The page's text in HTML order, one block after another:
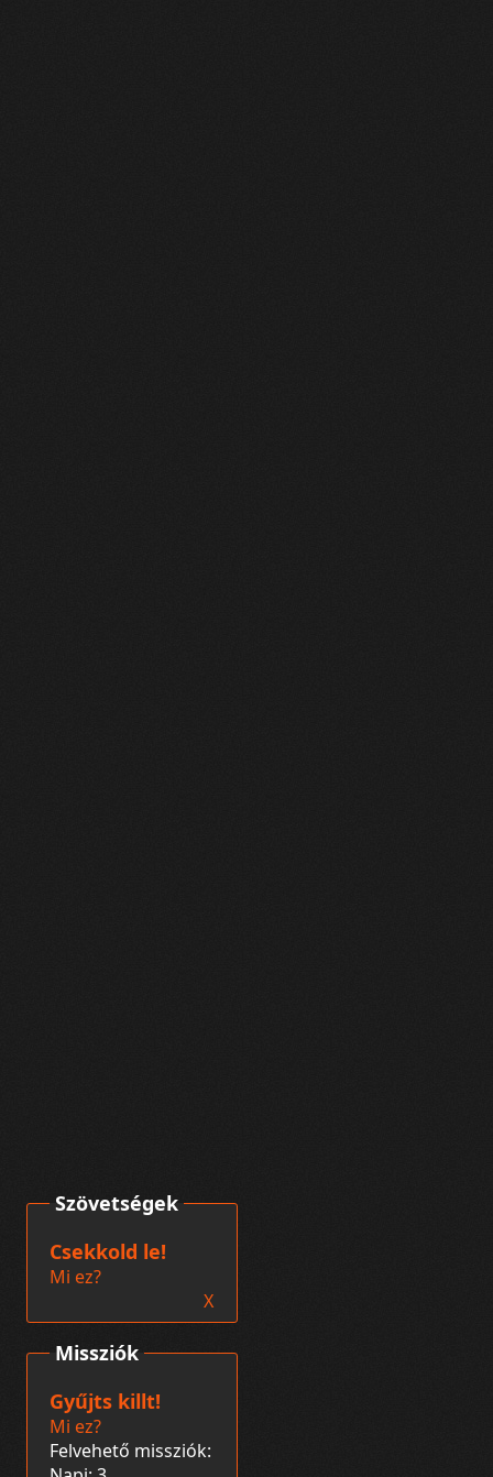
Missziók
Gyűjts killt!
Mi ez?
Felvehető missziók:
Szövetségek
Csekkold le!
Mi ez?
X